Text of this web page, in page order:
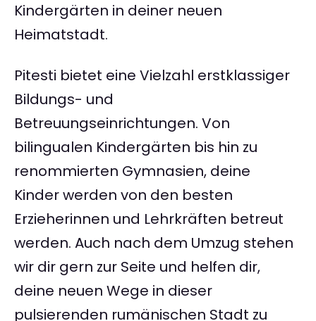
Kindergärten in deiner neuen
Heimatstadt.
Pitesti bietet eine Vielzahl erstklassiger
Bildungs- und
Betreuungseinrichtungen. Von
bilingualen Kindergärten bis hin zu
renommierten Gymnasien, deine
Kinder werden von den besten
Erzieherinnen und Lehrkräften betreut
werden. Auch nach dem Umzug stehen
wir dir gern zur Seite und helfen dir,
deine neuen Wege in dieser
pulsierenden rumänischen Stadt zu